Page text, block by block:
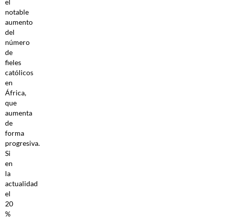
el
notable
aumento
del
número
de
fieles
católicos
en
África,
que
aumenta
de
forma
progresiva.
Si
en
la
actualidad
el
20
%